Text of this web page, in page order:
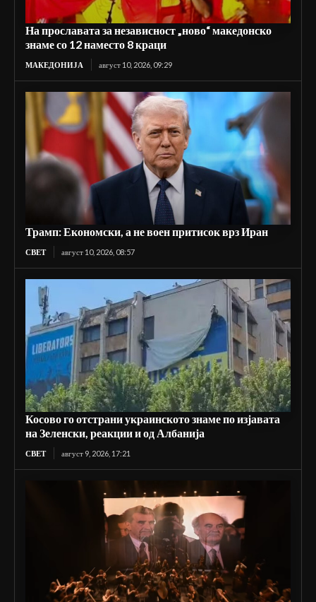
На прославата за независност „ново“ македонско
знаме со 12 наместо 8 краци
МАКЕДОНИЈА август 10, 2026, 09:29
Трамп: Економски, а не воен притисок врз Иран
СВЕТ август 10, 2026, 08:57
Косово го отстрани украинското знаме по изјавата
на Зеленски, реакции и од Албанија
СВЕТ август 9, 2026, 17:21